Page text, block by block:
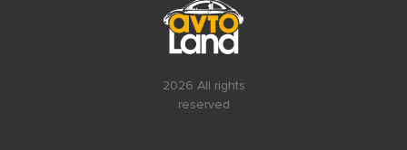
2026 All rights
reserved